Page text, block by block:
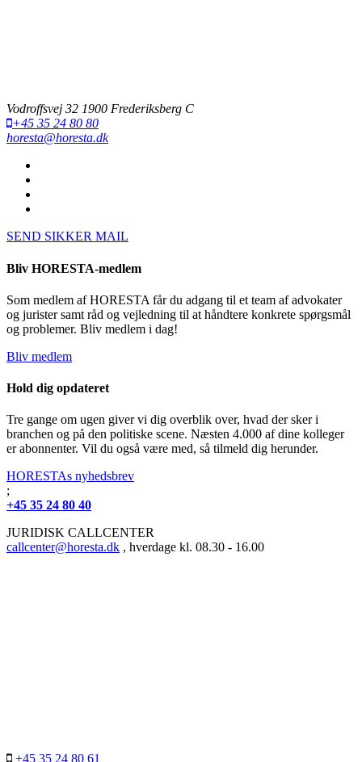
Vodroffsvej 32 1900 Frederiksberg C
+45 35 24 80 80
horesta@horesta.dk
SEND SIKKER MAIL
Bliv HORESTA-medlem
Som medlem af HORESTA får du adgang til et team af advokater
og jurister samt råd og vejledning til at håndtere konkrete spørgsmål
og problemer. Bliv medlem i dag!
Bliv medlem
Hold dig opdateret
Tre gange om ugen giver vi dig overblik over, hvad der sker i
branchen og på den politiske scene. Næsten 4.000 af dine kolleger
er abonnenter. Vil du også være med, så tilmeld dig herunder.
HORESTAs nyhedsbrev
;
+45 35 24 80 40
JURIDISK CALLCENTER
callcenter@horesta.dk , hverdage kl. 08.30 - 16.00
+45 35 24 80 61